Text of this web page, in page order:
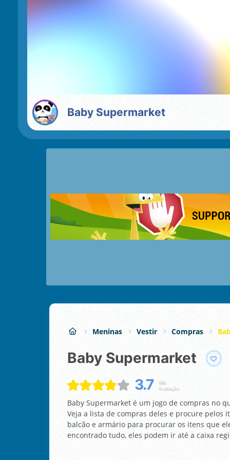
Baby Supermarket
Meninas Vestir Compras
Baby Supermarket
3.7
986
Avaliação:
Baby Supermarket é um jogo de compras no
Veja a lista de compras deles e procure pelos
balcão e armário para procurar os itens que
encontrado tudo, eles podem ir até a caixa